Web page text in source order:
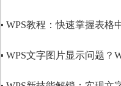
▪ WPS教程：快速掌握表格
▪ WPS文字图片显示问题？